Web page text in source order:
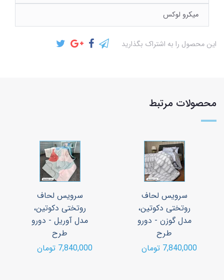
میکرو لوکس
این محصول را به اشتراک بگذارید
محصولات مرتبط
سرویس لحاف
روتختی دکوتین،
مدل گوزن - دورو
طرح
7,840,000 تومان
سرویس لحاف
روتختی دکوتین،
مدل آوریل - دورو
طرح
7,840,000 تومان